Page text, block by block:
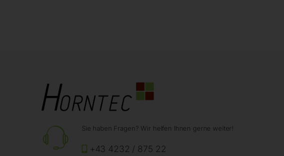
Sie haben Fragen? Wir helfen Ihnen gerne weiter!
+43 4232 / 875 22